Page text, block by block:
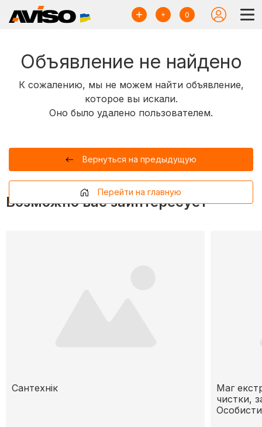
0
Объявление не найдено
К сожалению, мы не можем найти объявление,
которое вы искали.
Оно было удалено пользователем.
Вернуться на предыдущую
Перейти на главную
Возможно вас заинтересует
Сантехнік
Маг
чистки,